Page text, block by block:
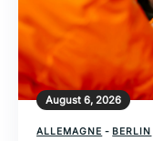
August 6, 2026
ALLEMAGNE - BERLIN